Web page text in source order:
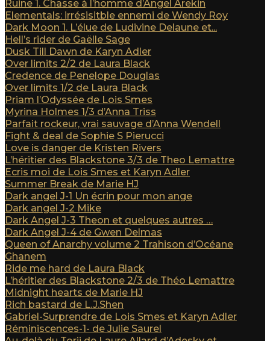
Ruine 1. Chasse à l’homme d’Angel Arekin
Elementals: irrésisitble ennemi de Wendy Roy
Dark Moon 1. L’élue de Ludivine Delaune et...
Hell’s rider de Gaëlle Sage
Dusk Till Dawn de Karyn Adler
Over limits 2/2 de Laura Black
Credence de Penelope Douglas
Over limits 1/2 de Laura Black
Priam l’Odyssée de Lois Smes
Myrina Holmes 1/3 d’Anna Triss
Parfait rockeur, vrai sauvage d’Anna Wendell
Fight & deal de Sophie S Pierucci
Love is danger de Kristen Rivers
L’héritier des Blackstone 3/3 de Theo Lemattre
Ecris moi de Lois Smes et Karyn Adler
Summer Break de Marie HJ
Dark angel J-1 Un écrin pour mon ange
Dark angel J-2 Mike
Dark Angel J-3 Theon et quelques autres …
Dark Angel J-4 de Gwen Delmas
Queen of Anarchy volume 2 Trahison d’Océane
Ghanem
Ride me hard de Laura Black
L’héritier des Blackstone 2/3 de Théo Lemattre
Midnight hearts de Marie HJ
Rich bastard de L.J.Shen
Gabriel-Surprendre de Lois Smes et Karyn Adler
Réminiscences-1- de Julie Saurel